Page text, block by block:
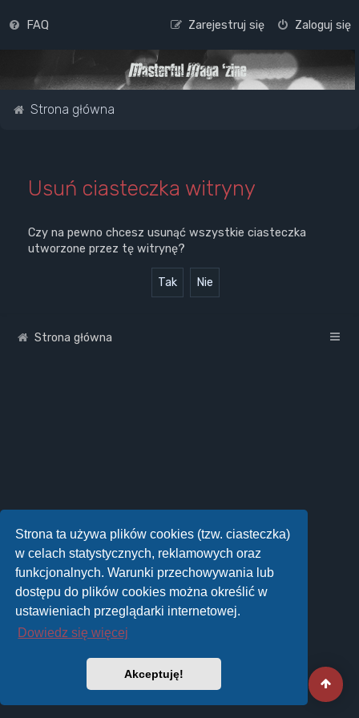
Strona ta używa plików cookies (tzw. ciasteczka)
w celach statystycznych, reklamowych oraz
funkcjonalnych. Warunki przechowywania lub
dostępu do plików cookies można określić w
ustawieniach przeglądarki internetowej.
Dowiedz się więcej
Akceptuję!
FAQ Zaloguj się
Zarejestruj się
Strona główna
Usuń ciasteczka witryny
Czy na pewno chcesz usunąć wszystkie ciasteczka
utworzone przez tę witrynę?
Strona główna